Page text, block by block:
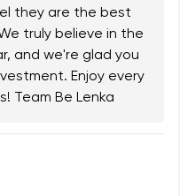
they are the best
truly believe in the
and we're glad you
Enjoy every
Team Be Lenka